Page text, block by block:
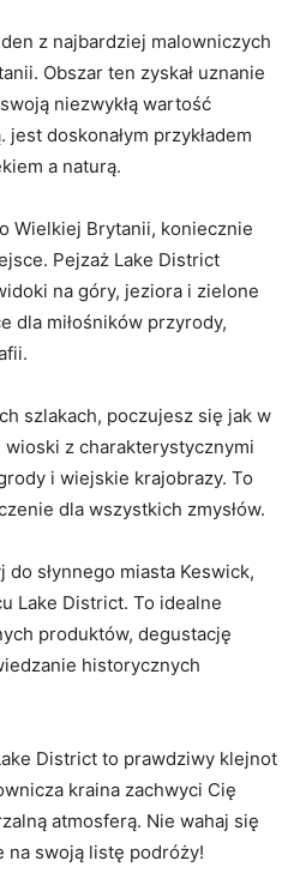
z najbardziej malowniczych
Obszar ⁤ten zyskał‍ uznanie
niezwykłą⁤ wartość
⁢doskonałym przykładem
a naturą.
Wielkiej​ Brytanii, koniecznie
Pejzaż ‌Lake ‌District
na góry, jeziora‌ i zielone
⁤dla miłośników przyrody,
szlakach, ⁢poczujesz‍ się jak w
‌z charakterystycznymi
i wiejskie ⁤krajobrazy. To‌
dla wszystkich zmysłów.
słynnego ​miasta‍ Keswick,
Lake District. ‌To ​idealne
produktów,⁢ degustację
historycznych
⁤District to prawdziwy‌ klejnot​
kraina zachwyci Cię
atmosferą. ‍Nie wahaj się
na swoją listę‍ podróży!